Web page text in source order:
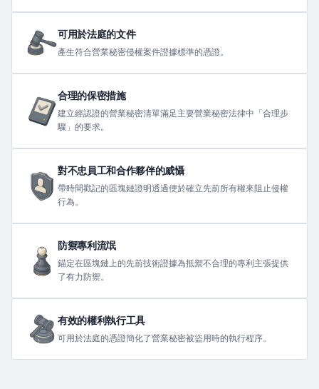
可用於法庭的文件
產生符合營業秘密侵權案件證據標準的憑證。
合理的保密措施
建立經認證的營業秘密清單滿足主要營業秘密法律中「合理步
驟」的要求。
對不忠員工和合作夥伴的威懾
帶時間戳記的區塊鏈證明透過便於確立先前所有權來阻止侵權
行為。
防禦專利流氓
錨定在區塊鏈上的先前技術證據為抵禦不合理的專利主張提供
了有力防禦。
有效的權利執行工具
可用於法庭的憑證簡化了營業秘密被盜用時的執行程序。